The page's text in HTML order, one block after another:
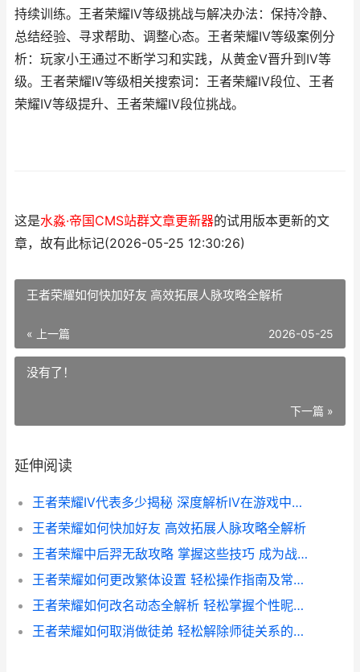
持续训练。王者荣耀IV等级挑战与解决办法：保持冷静、
总结经验、寻求帮助、调整心态。王者荣耀IV等级案例分
析：玩家小王通过不断学习和实践，从黄金V晋升到IV等
级。王者荣耀IV等级相关搜索词：王者荣耀IV段位、王者
荣耀IV等级提升、王者荣耀IV段位挑战。
这是水淼·帝国CMS站群文章更新器的试用版本更新的文
章，故有此标记(2026-05-25 12:30:26)
王者荣耀如何快加好友 高效拓展人脉攻略全解析
« 上一篇 2026-05-25
没有了！
下一篇 »
延伸阅读
王者荣耀IV代表多少揭秘 深度解析IV在游戏中的特殊含义与价值
王者荣耀如何快加好友 高效拓展人脉攻略全解析
王者荣耀中后羿无敌攻略 掌握这些技巧 成为战场不败英雄
王者荣耀如何更改繁体设置 轻松操作指南及常见问题解答
王者荣耀如何改名动态全解析 轻松掌握个性昵称更换技巧
王者荣耀如何取消做徒弟 轻松解除师徒关系的实用指南